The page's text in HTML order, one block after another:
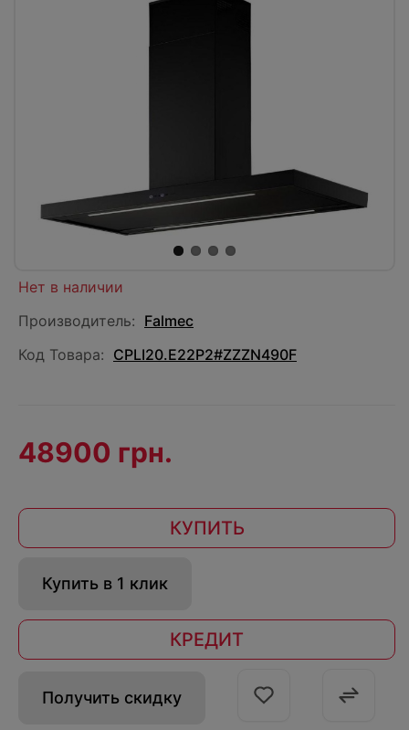
Нет в наличии
Производитель: Falmec
Код Товара: CPLI20.E22P2#ZZZN490F
48900 грн.
КУПИТЬ
Купить в 1 клик
КРЕДИТ
Получить скидку